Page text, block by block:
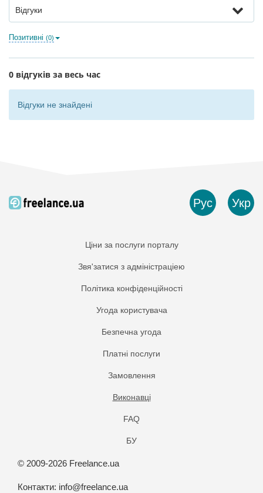
Відгуки
Позитивні (0)
0 відгуків за весь час
Відгуки не знайдені
Рус Укр
Ціни за послуги порталу
Звя'затися з адміністраціею
Політика конфіденційності
Угода користувача
Безпечна угода
Платнi послуги
Замовлення
Виконавці
FAQ
БУ
© 2009-2026 Freelance.ua
Контакти: info@freelance.ua